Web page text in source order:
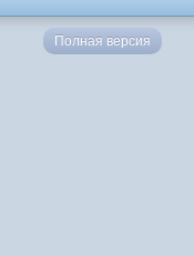
Полная версия